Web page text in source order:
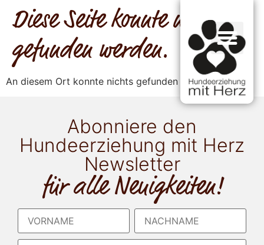
Diese Seite konnte nicht
gefunden werden.
An diesem Ort konnte nichts gefunden werden.
Abonniere den
Hundeerziehung mit Herz
Newsletter
für alle Neuigkeiten!